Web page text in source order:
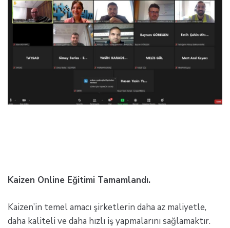
Kaizen Online Eğitimi Tamamlandı.
Kaizen’in temel amacı şirketlerin daha az maliyetle,
daha kaliteli ve daha hızlı iş yapmalarını sağlamaktır.